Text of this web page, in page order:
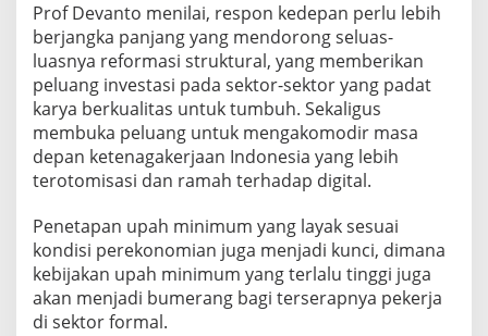
Prof Devanto menilai, respon kedepan perlu lebih
berjangka panjang yang mendorong seluas-
luasnya reformasi struktural, yang memberikan
peluang investasi pada sektor-sektor yang padat
karya berkualitas untuk tumbuh. Sekaligus
membuka peluang untuk mengakomodir masa
depan ketenagakerjaan Indonesia yang lebih
terotomisasi dan ramah terhadap digital.
Penetapan upah minimum yang layak sesuai
kondisi perekonomian juga menjadi kunci, dimana
kebijakan upah minimum yang terlalu tinggi juga
akan menjadi bumerang bagi terserapnya pekerja
di sektor formal.